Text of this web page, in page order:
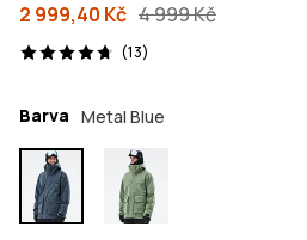
2 999,40 Kč 4 999 Kč
(13)
13 recenze, 4.7/5
Barva Metal Blue